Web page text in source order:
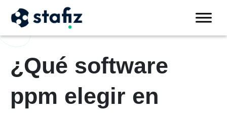
¿Qué software
ppm elegir en